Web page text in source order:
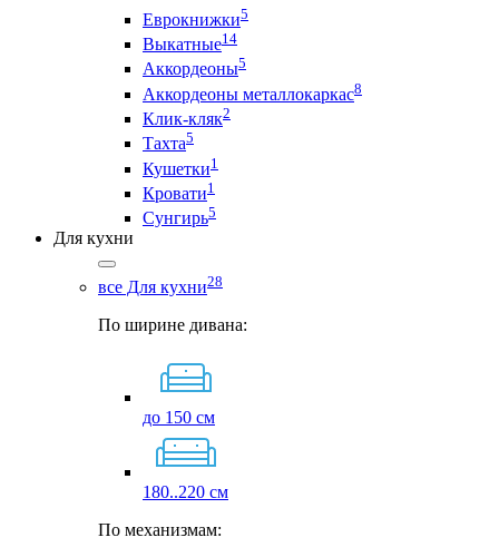
Еврокнижки5
Выкатные14
Аккордеоны5
Аккордеоны металлокаркас8
Клик-кляк2
Тахта5
Кушетки1
Кровати1
Сунгирь5
Для кухни
все Для кухни28
По ширине дивана:
до 150 см
180..220 см
По механизмам: